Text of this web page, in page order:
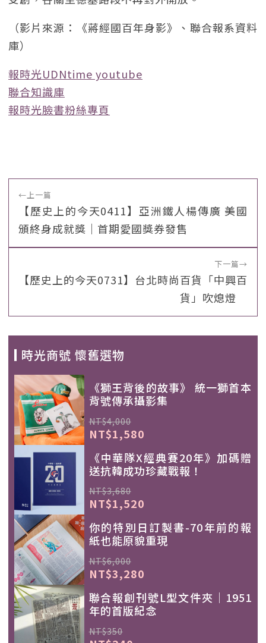
（影片來源：《蔣經國百年身影》、聯合報系資料
庫）
報時光UDNtime youtube
聯合知識庫
報時光臉書粉絲專頁
←上一篇
【歷史上的今天0411】亞洲鐵人楊傳廣 美國
頒終身成就獎｜首期愛國獎券發售
下一篇→
【歷史上的今天0731】台北時尚百貨「中興百
貨」吹熄燈
時光商號 懷舊選物
《獅王背後的故事》 統一獅首本
背號傳承攝影集
NT$4,000
NT$1,580
《中華隊X經典賽20年》加碼贈
送抗韓成功珍藏戰報！
NT$3,680
NT$1,520
你的特別日訂製書-70年前的報
紙也能原貌重現
NT$6,000
NT$3,280
聯合報創刊號L型文件夾｜1951
年的首版紀念
NT$350